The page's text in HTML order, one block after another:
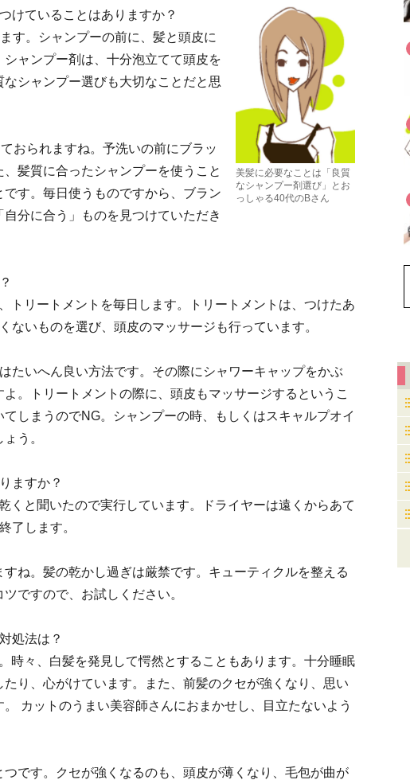
美髪に必要なことは「良質
なシャンプー剤選び」とお
っしゃる40代のBさん
けていることはありますか？
す。シャンプーの前に、髪と頭皮に
ャンプー剤は、十分泡立てて頭皮を
シャンプー選びも大切なことだと思
おられますね。予洗いの前にブラッ
髪質に合ったシャンプーを使うこと
す。毎日使うものですから、ブラン
分に合う」ものを見つけていただき
トリートメントを毎日します。トリートメントは、つけたあ
ないものを選び、頭皮のマッサージも行っています。
たいへん良い方法です。その際にシャワーキャップをかぶ
。トリートメントの際に、頭皮もマッサージするというこ
しまうのでNG。シャンプーの時、もしくはスキャルプオイ
う。
ますか？
くと聞いたので実行しています。ドライヤーは遠くからあて
了します。
ね。髪の乾かし過ぎは厳禁です。キューティクルを整える
ですので、お試しください。
処法は？
時々、白髪を発見して愕然とすることもあります。十分睡眠
り、心がけています。また、前髪のクセが強くなり、思い
カットのうまい美容師さんにおまかせし、目立たないよう
です。クセが強くなるのも、頭皮が薄くなり、毛包が曲が